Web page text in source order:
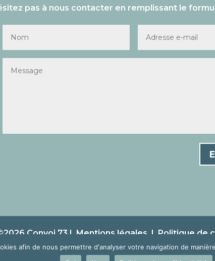
pas à nous contacter en remplissant le
Convoi 73 | Mentions légales | Politique de
afin de nous permettre d'analyser votre navigation de